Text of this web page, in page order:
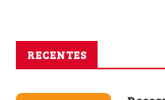
RECENTES